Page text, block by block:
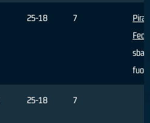
25-18 7
fuori
25-18 7